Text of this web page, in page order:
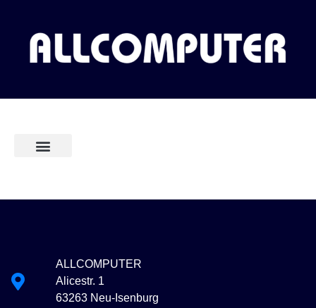
ALLCOMPUTER
Alicestr. 1
63263 Neu-Isenburg